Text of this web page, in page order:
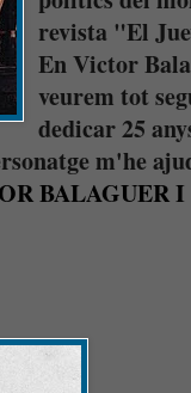
revista "El
En Victor
veurem tot
dedicar 25
m'he
BALAGUER